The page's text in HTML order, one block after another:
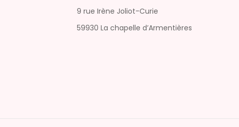
9 rue Irène Joliot-Curie
59930 La chapelle d’Armentières